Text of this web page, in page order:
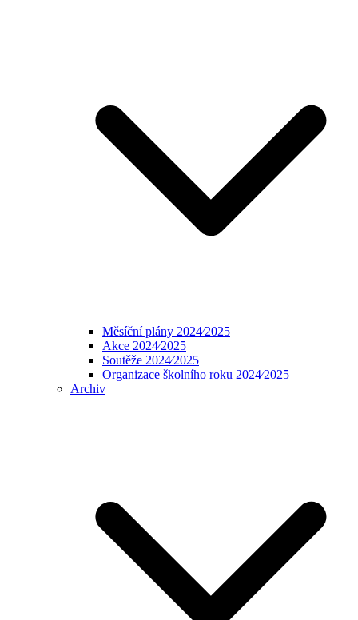
Měsíční plány 2024⁄2025
Akce 2024⁄2025
Soutěže 2024⁄2025
Organizace školního roku 2024⁄2025
Archiv